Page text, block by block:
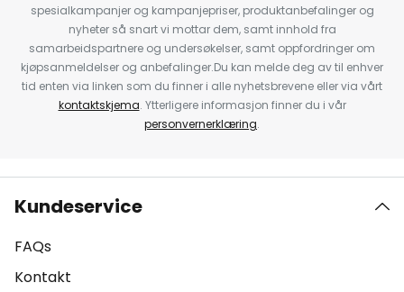
spesialkampanjer og kampanjepriser, produktanbefalinger og
nyheter så snart vi mottar dem, samt innhold fra
samarbeidspartnere og undersøkelser, samt oppfordringer om
kjøpsanmeldelser og anbefalinger.Du kan melde deg av til enhver
tid enten via linken som du finner i alle nyhetsbrevene eller via vårt
kontaktskjema. Ytterligere informasjon finner du i vår
personvernerklæring.
Kundeservice
FAQs
Kontakt